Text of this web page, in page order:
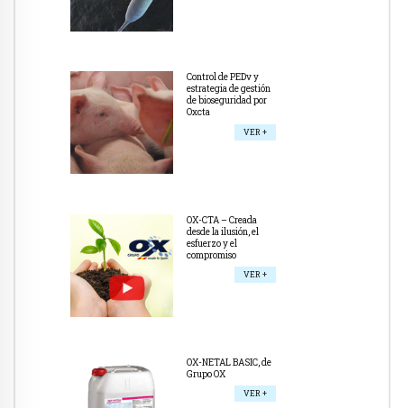
Control de PEDv y
estrategia de gestión
de bioseguridad por
Oxcta
VER +
OX-CTA – Creada
desde la ilusión, el
esfuerzo y el
compromiso
VER +
OX-NETAL BASIC, de
Grupo OX
VER +